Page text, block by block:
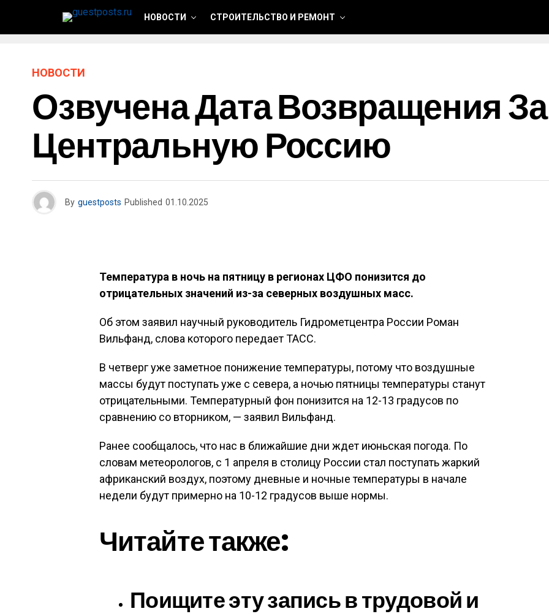
НОВОСТИ СТРОИТЕЛЬСТВО И РЕМОНТ
НОВОСТИ
Озвучена Дата Возвращения
Центральную Россию
By guestposts Published 01.10.2025
Температура в ночь на пятницу в регионах ЦФО понизится до
отрицательных значений из-за северных воздушных масс.
Об этом заявил научный руководитель Гидрометцентра России Роман
Вильфанд, слова которого передает ТАСС.
В четверг уже заметное понижение температуры, потому что воздушные
массы будут поступать уже с севера, а ночью пятницы температуры станут
отрицательными. Температурный фон понизится на 12-13 градусов по
сравнению со вторником, — заявил Вильфанд.
Ранее сообщалось, что нас в ближайшие дни ждет июньская погода. По
словам метеорологов, с 1 апреля в столицу России стал поступать жаркий
африканский воздух, поэтому дневные и ночные температуры в начале
недели будут примерно на 10-12 градусов выше нормы.
Читайте также:
Поищите эту запись в трудовой и